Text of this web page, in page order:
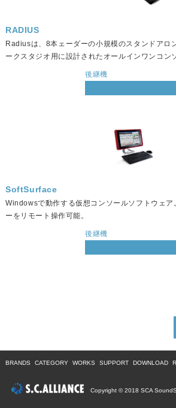
RADIUS
Radiusは、8本ェーダーの小規模のスタンドアロ
ークスタジオ用に設計されたオールインワンコン
後継機
SoftSurface
Windowsで動作する仮想コンソールソフトウェ
ーをリモート操作可能。
後継機
BRANDS CATEGORY WORKS SUPPORT DOWNLOAD
Copyright © 2018 SCA